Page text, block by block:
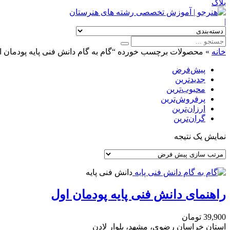
بلاگ
|
خانه » محصولات برچسب خورده “گام به گام دانش فنی پایه پودمان
پیش‌فرض
جدیدترین
محبوب‌ترین
پرفروش‌ترین
ارزان‌ترین
گران‌ترین
نمایش یک نتیجه
دانش فنی پایه
راهنمای دانش فنی پایه پودمان اول
39,900 تومان
استان خراسان رضوی، مشهد، بلوار لادن